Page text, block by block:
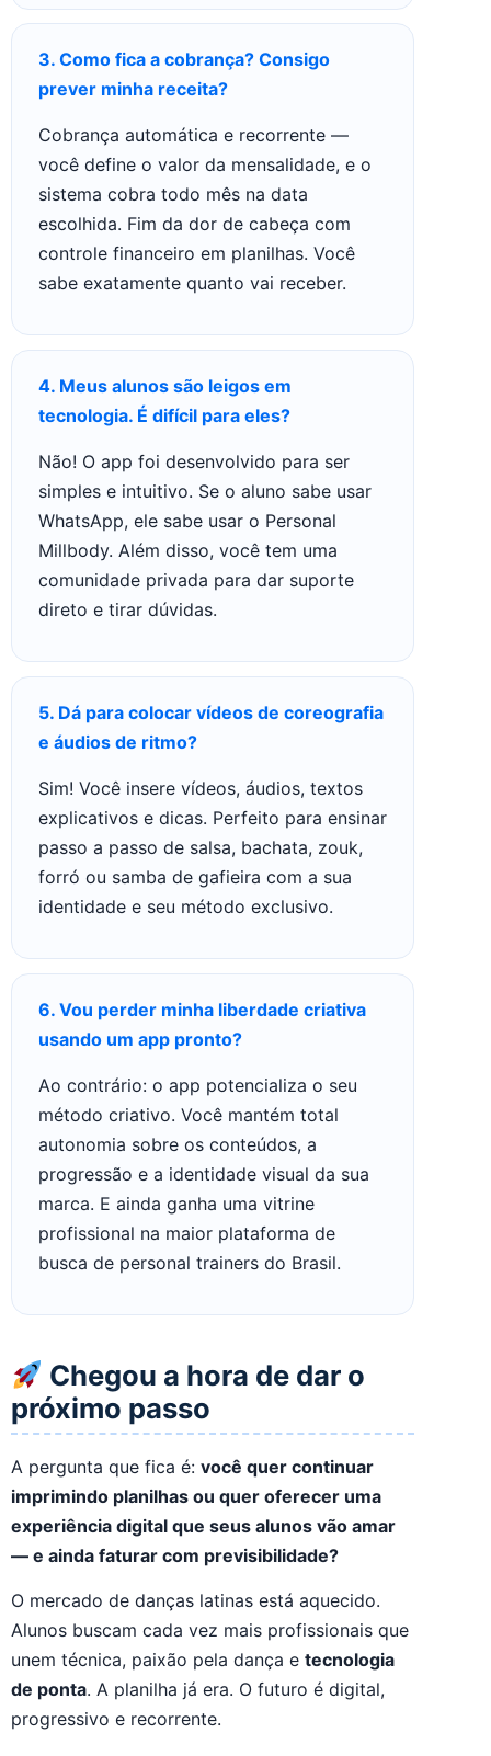
3. Como fica a cobrança? Consigo
prever minha receita?
Cobrança automática e recorrente —
você define o valor da mensalidade, e o
sistema cobra todo mês na data
escolhida. Fim da dor de cabeça com
controle financeiro em planilhas. Você
sabe exatamente quanto vai receber.
4. Meus alunos são leigos em
tecnologia. É difícil para eles?
Não! O app foi desenvolvido para ser
simples e intuitivo. Se o aluno sabe usar
WhatsApp, ele sabe usar o Personal
Millbody. Além disso, você tem uma
comunidade privada para dar suporte
direto e tirar dúvidas.
5. Dá para colocar vídeos de coreografia
e áudios de ritmo?
Sim! Você insere vídeos, áudios, textos
explicativos e dicas. Perfeito para ensinar
passo a passo de salsa, bachata, zouk,
forró ou samba de gafieira com a sua
identidade e seu método exclusivo.
6. Vou perder minha liberdade criativa
usando um app pronto?
Ao contrário: o app potencializa o seu
método criativo. Você mantém total
autonomia sobre os conteúdos, a
progressão e a identidade visual da sua
marca. E ainda ganha uma vitrine
profissional na maior plataforma de
busca de personal trainers do Brasil.
Chegou a hora de dar o
próximo passo
A pergunta que fica é: você quer continuar
imprimindo planilhas ou quer oferecer uma
experiência digital que seus alunos vão amar
— e ainda faturar com previsibilidade?
O mercado de danças latinas está aquecido.
Alunos buscam cada vez mais profissionais que
unem técnica, paixão pela dança e tecnologia
de ponta. A planilha já era. O futuro é digital,
progressivo e recorrente.